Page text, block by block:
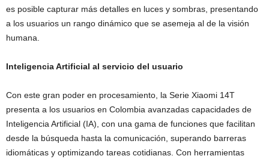
es posible capturar más detalles en luces y sombras, presentando
a los usuarios un rango dinámico que se asemeja al de la visión
humana.
Inteligencia Artificial al servicio del usuario
Con este gran poder en procesamiento, la Serie Xiaomi 14T
presenta a los usuarios en Colombia avanzadas capacidades de
Inteligencia Artificial (IA), con una gama de funciones que facilitan
desde la búsqueda hasta la comunicación, superando barreras
idiomáticas y optimizando tareas cotidianas. Con herramientas